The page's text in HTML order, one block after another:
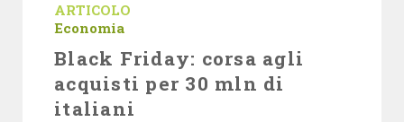
ARTICOLO
Economia
Black Friday: corsa agli
acquisti per 30 mln di
italiani